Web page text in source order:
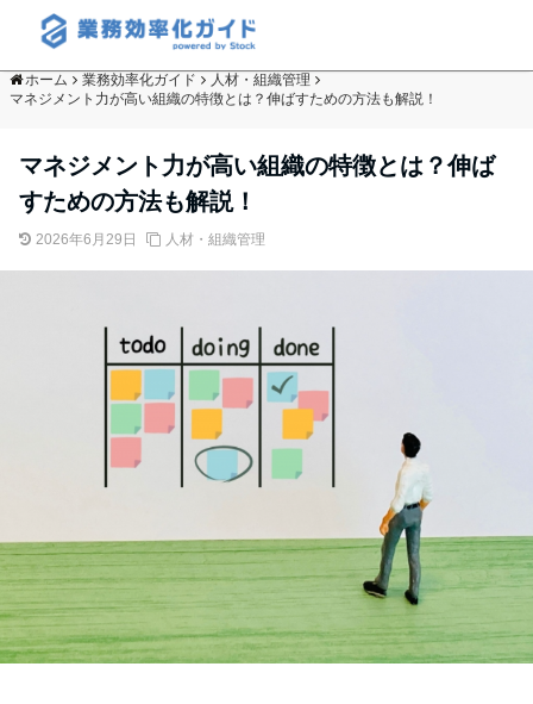
ホーム 業務効率化ガイド
人材・組織管理
マネジメント力が高い組織の特徴とは？伸ばすための方法も解説！
マネジメント力が高い組織の特徴とは？伸ば
すための方法も解説！
2026年6月29日 人材・組織管理